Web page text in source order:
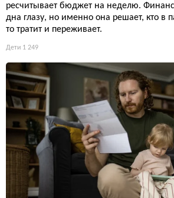
ресчитывает бюджет на неделю.
дна глазу, но именно она решает, кто в
то тратит и переживает.
Дети 1 249